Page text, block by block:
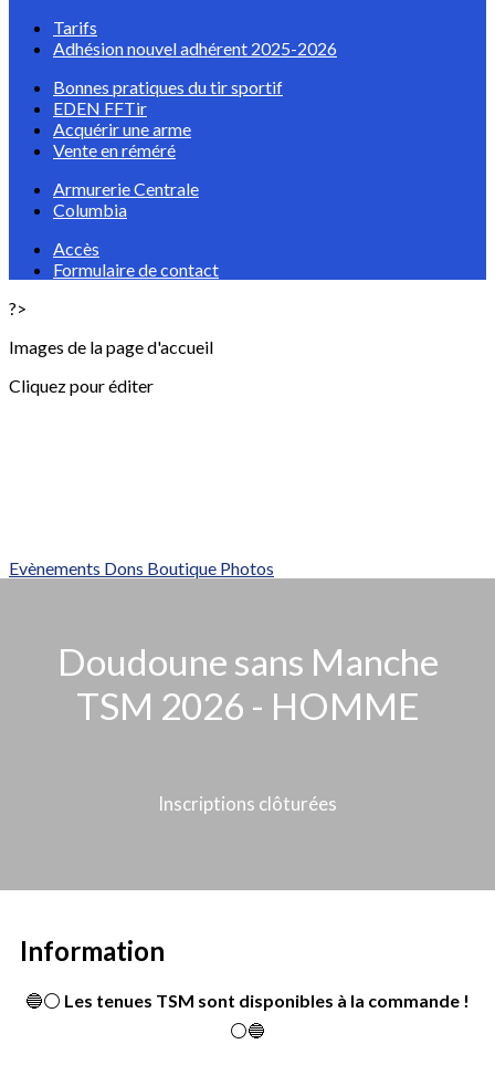
Tarifs
Adhésion nouvel adhérent 2025-2026
Bonnes pratiques du tir sportif
EDEN FFTir
Acquérir une arme
Vente en réméré
Armurerie Centrale
Columbia
Accès
Formulaire de contact
?>
Images de la page d'accueil
Cliquez pour éditer
Evènements Dons Boutique Photos
Doudoune sans Manche
TSM 2026 - HOMME
Inscriptions clôturées
Information
🔵⚪ Les tenues TSM sont disponibles à la commande !
⚪🔵